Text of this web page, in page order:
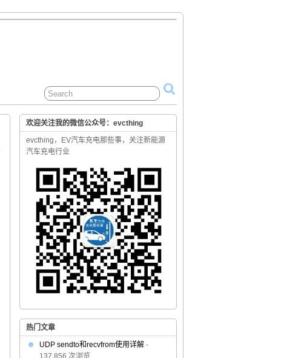
欢迎关注我的微信公众号：evcthing
evcthing，EV汽车充电那些事，关注新能源
汽车充电行业
热门文章
UDP sendto和recvfrom使用详解 -
137,856 次浏览